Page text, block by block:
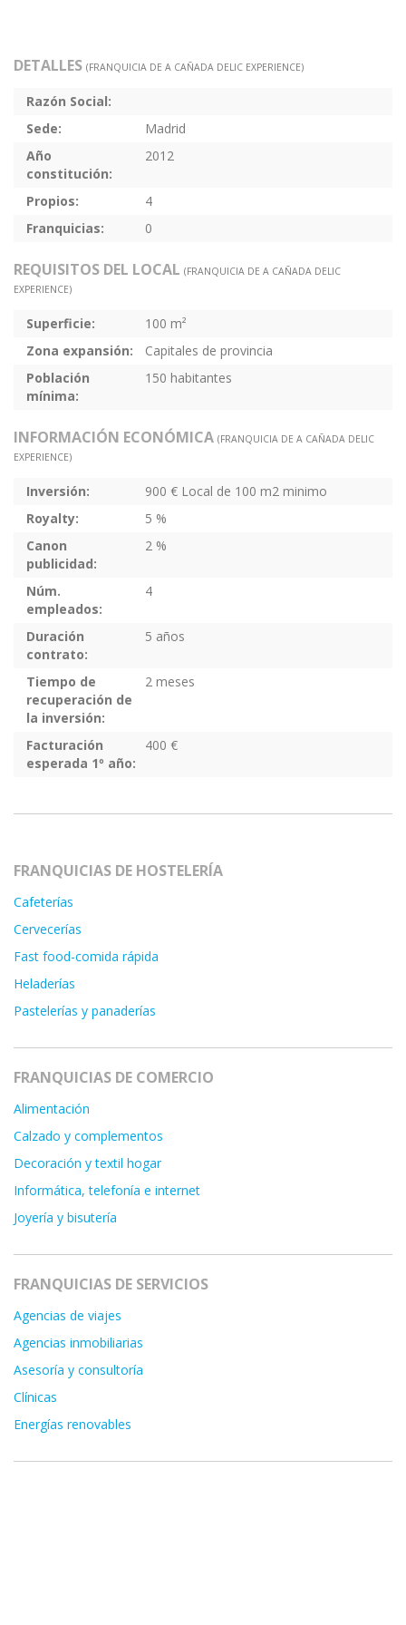
DETALLES (FRANQUICIA DE A CAÑADA DELIC EXPERIENCE)
Razón Social:
Sede:
Madrid
Año
constitución:
2012
Propios:
4
Franquicias:
0
REQUISITOS DEL LOCAL (FRANQUICIA DE A CAÑADA DELIC
EXPERIENCE)
Superficie:
100 m²
Zona expansión:
Capitales de provincia
Población
mínima:
150 habitantes
INFORMACIÓN ECONÓMICA (FRANQUICIA DE A CAÑADA DELIC
EXPERIENCE)
Inversión:
900 € Local de 100 m2 minimo
Royalty:
5 %
Canon
publicidad:
2 %
Núm.
empleados:
4
Duración
contrato:
5 años
Tiempo de
recuperación de
la inversión:
2 meses
Facturación
esperada 1º año:
400 €
FRANQUICIAS DE HOSTELERÍA
Cafeterías
Cervecerías
Fast food-comida rápida
Heladerías
Pastelerías y panaderías
FRANQUICIAS DE COMERCIO
Alimentación
Calzado y complementos
Decoración y textil hogar
Informática, telefonía e internet
Joyería y bisutería
FRANQUICIAS DE SERVICIOS
Agencias de viajes
Agencias inmobiliarias
Asesoría y consultoría
Clínicas
Energías renovables